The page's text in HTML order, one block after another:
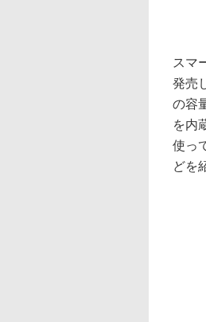
スマ
発売
の容
を内
使っ
どを